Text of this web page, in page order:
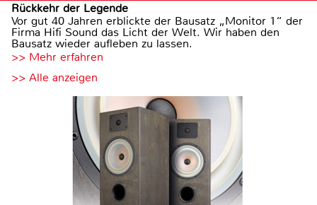
Rückkehr der Legende
Vor gut 40 Jahren erblickte der Bausatz „Monitor 1“ der
Firma Hifi Sound das Licht der Welt. Wir haben den
Bausatz wieder aufleben zu lassen.
>> Mehr erfahren
>> Alle anzeigen